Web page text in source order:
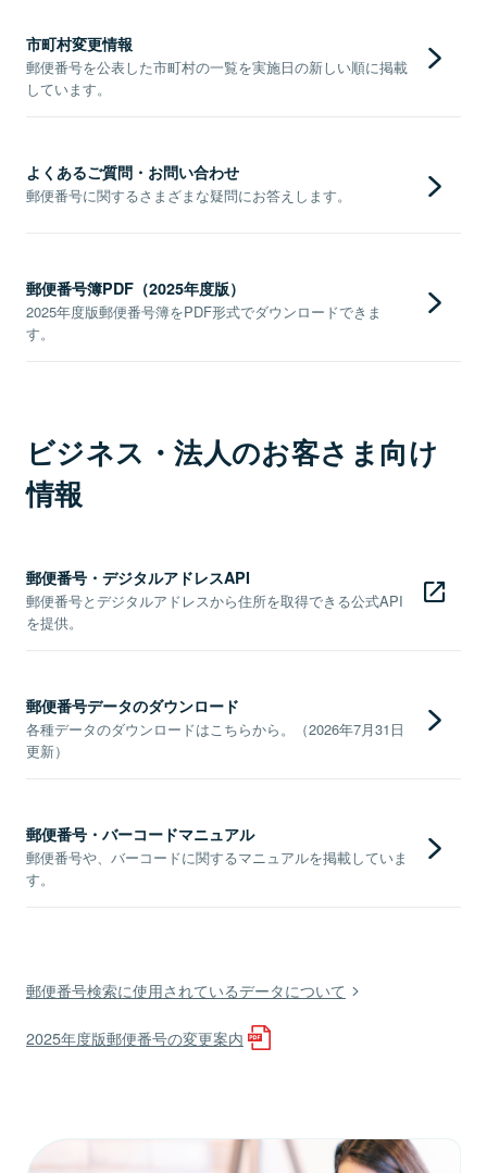
市町村変更情報
郵便番号を公表した市町村の一覧を実施日の新しい順に掲載
しています。
よくあるご質問・お問い合わせ
郵便番号に関するさまざまな疑問にお答えします。
郵便番号簿PDF（2025年度版）
2025年度版郵便番号簿をPDF形式でダウンロードできま
す。
ビジネス・法人のお客さま向け
情報
郵便番号・デジタルアドレスAPI
郵便番号とデジタルアドレスから住所を取得できる公式API
を提供。
郵便番号データのダウンロード
各種データのダウンロードはこちらから。（2026年7月31日
更新）
郵便番号・バーコードマニュアル
郵便番号や、バーコードに関するマニュアルを掲載していま
す。
郵便番号検索に使用されているデータについて
2025年度版郵便番号の変更案内